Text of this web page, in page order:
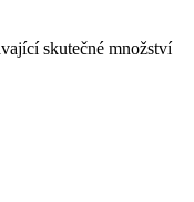
skutečné množství